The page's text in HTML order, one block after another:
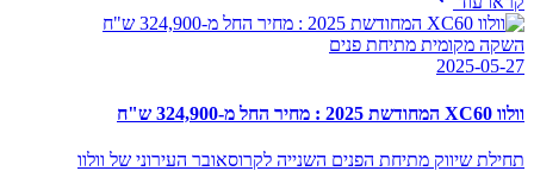
השקה מקומית מתיחת פנים
2025-05-27
וולוו XC60 המחודשת 2025 : מחיר החל מ-324,900 ש"ח
תחילת שיווק מתיחת הפנים השנייה לקרוסאובר העירוני של וולוו